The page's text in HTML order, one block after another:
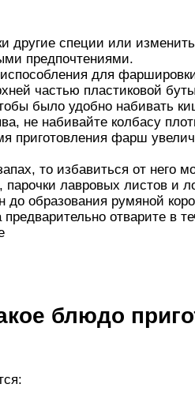
другие специи или
предпочтениями.
для
частью пластиковой
было удобно набивать
не набивайте колбасу
приготовления фарш
то избавиться от него
лавровых листов и
до образования румяной
предварительно отварите в
блюдо